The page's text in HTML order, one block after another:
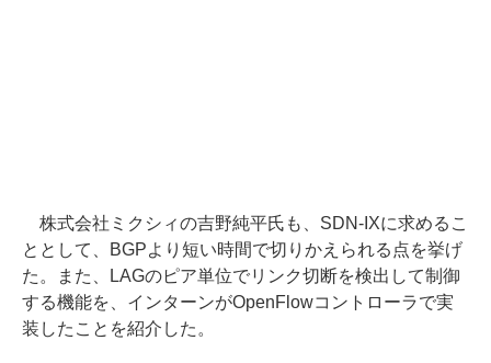
株式会社ミクシィの吉野純平氏も、SDN-IXに求めるこ
ととして、BGPより短い時間で切りかえられる点を挙げ
た。また、LAGのピア単位でリンク切断を検出して制御
する機能を、インターンがOpenFlowコントローラで実
装したことを紹介した。